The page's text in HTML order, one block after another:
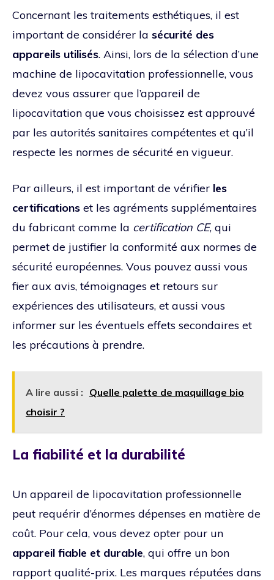
Concernant les traitements esthétiques, il est
important de considérer la sécurité des
appareils utilisés. Ainsi, lors de la sélection d’une
machine de lipocavitation professionnelle, vous
devez vous assurer que l’appareil de
lipocavitation que vous choisissez est approuvé
par les autorités sanitaires compétentes et qu’il
respecte les normes de sécurité en vigueur.
Par ailleurs, il est important de vérifier les
certifications et les agréments supplémentaires
du fabricant comme la certification CE, qui
permet de justifier la conformité aux normes de
sécurité européennes. Vous pouvez aussi vous
fier aux avis, témoignages et retours sur
expériences des utilisateurs, et aussi vous
informer sur les éventuels effets secondaires et
les précautions à prendre.
A lire aussi : Quelle palette de maquillage bio
choisir ?
La fiabilité et la durabilité
Un appareil de lipocavitation professionnelle
peut requérir d’énormes dépenses en matière de
coût. Pour cela, vous devez opter pour un
appareil fiable et durable, qui offre un bon
rapport qualité-prix. Les marques réputées dans